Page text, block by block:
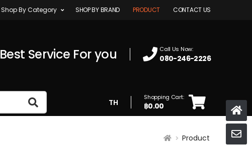
Shop By Category SHOP BY BRAND PRODUCT CONTACT US
Best Service For you Call Us Now:
080-246-2226
TH
Shopping Cart:
฿0.00
Product